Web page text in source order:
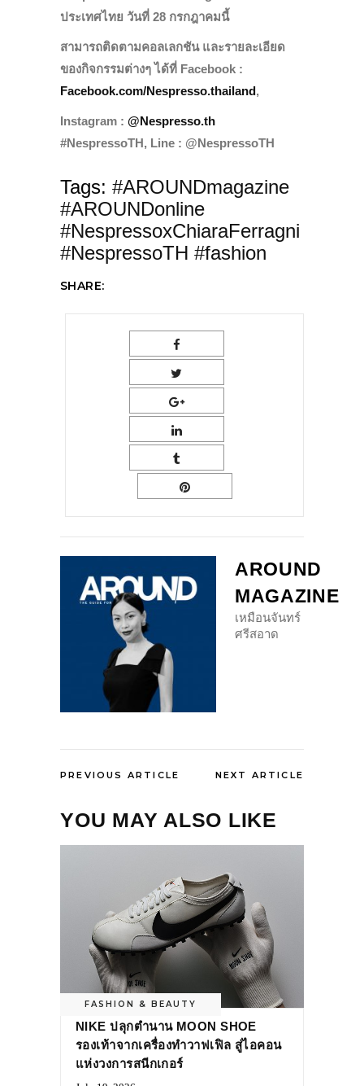
ประเทศไทย วันที่ 28 กรกฎาคมนี้
สามารถติดตามคอลเลกชัน และรายละเอียด
ของกิจกรรมต่างๆ ได้ที่ Facebook :
Facebook.com/Nespresso.thailand,
Instagram : @Nespresso.th
#NespressoTH, Line : @NespressoTH
Tags: #AROUNDmagazine
#AROUNDonline
#NespressoxChiaraFerragni
#NespressoTH #fashion
SHARE:
AROUND
MAGAZINE
เหมือนจันทร์
ศรีสอาด
PREVIOUS ARTICLE NEXT ARTICLE
YOU MAY ALSO LIKE
FASHION & BEAUTY
NIKE ปลุกตำนาน MOON SHOE
รองเท้าจากเครื่องทำวาฟเฟิล สู่ไอคอน
แห่งวงการสนีกเกอร์